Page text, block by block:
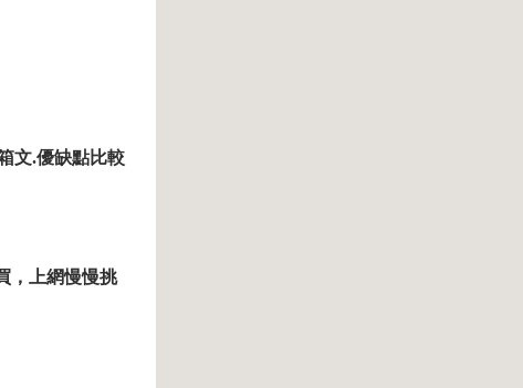
文.優缺點比較
，上網慢慢挑